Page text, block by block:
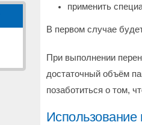
применить
В первом случае
При выполнении
достаточный объём
позаботиться о том,
Использование